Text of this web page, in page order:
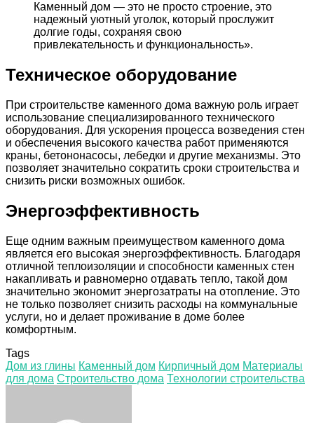
Каменный дом — это не просто строение, это
надежный уютный уголок, который прослужит
долгие годы, сохраняя свою
привлекательность и функциональность».
Техническое оборудование
При строительстве каменного дома важную роль играет
использование специализированного технического
оборудования. Для ускорения процесса возведения стен
и обеспечения высокого качества работ применяются
краны, бетононасосы, лебедки и другие механизмы. Это
позволяет значительно сократить сроки строительства и
снизить риски возможных ошибок.
Энергоэффективность
Еще одним важным преимуществом каменного дома
является его высокая энергоэффективность. Благодаря
отличной теплоизоляции и способности каменных стен
накапливать и равномерно отдавать тепло, такой дом
значительно экономит энергозатраты на отопление. Это
не только позволяет снизить расходы на коммунальные
услуги, но и делает проживание в доме более
комфортным.
Tags
Дом из глины Каменный дом Кирпичный дом Материалы
для дома Строительство дома Технологии строительства